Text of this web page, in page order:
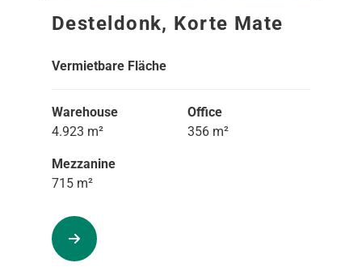
Desteldonk, Korte Mate
Vermietbare Fläche
Warehouse
4.923 m²
Office
356 m²
Mezzanine
715 m²